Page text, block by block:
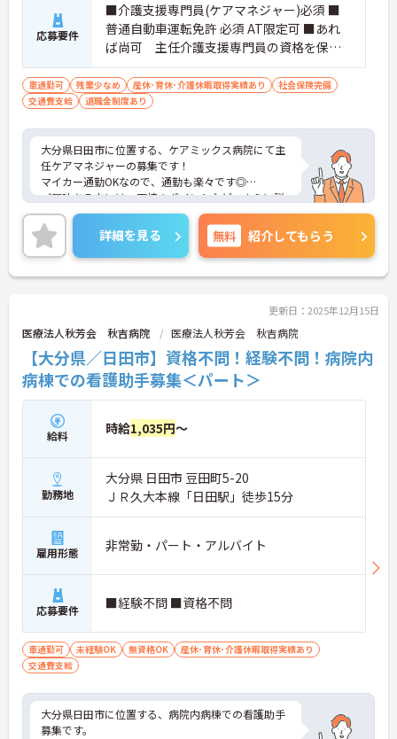
応募要件
■介護支援専門員(ケアマネジャー)必須 ■
普通自動車運転免許 必須 AT限定可 ■あれ
ば尚可 主任介護支援専門員の資格を保有
しているか、介護支援専門員での従事期間
が5年以上 ■必要なPCスキル 介護支援専
門員の業務が行える程度
車通勤可 残業少なめ 産休･育休･介護休暇取得実績あり
社会保険完備
交通費支給
退職金制度あり
大分県日田市に位置する、ケアミックス病院にて主
任ケアマネジャーの募集です！
マイカー通勤OKなので、通勤も楽々です◎
ご興味ある方には、面接のポイントなど、さらに詳
細をお話致しますのでお気軽にご相談ください。
詳細を見る 無料 紹介してもらう
更新日：2025年12月15日
医療法人秋芳会 秋吉病院 医療法人秋芳会 秋吉病院
【大分県／日田市】資格不問！経験不問！病院内
病棟での看護助手募集＜パート＞
給料 時給1,035円～
勤務地
大分県 日田市 豆田町5-20
ＪＲ久大本線「日田駅」徒歩15分
雇用形態 非常勤・パート・アルバイト
応募要件 ■経験不問 ■資格不問
車通勤可 未経験OK 無資格OK
産休･育休･介護休暇取得実績あり
交通費支給
大分県日田市に位置する、病院内病棟での看護助手
募集です。